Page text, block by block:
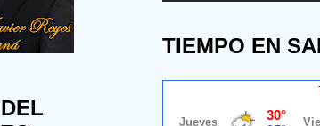
TIEMPO EN